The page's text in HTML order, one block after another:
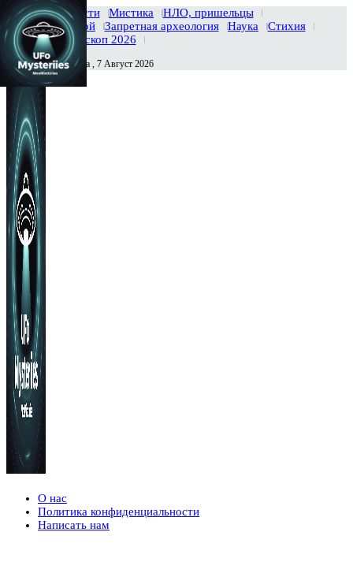
Главная Новости Мистика
НЛО, пришельцы
Тайны вселенной
Запретная археология Наука
Стихия
История
Гороскоп 2026
Сегодня Пятница , 7 Август 2026
О нас
Политика конфиденциальности
Написать нам